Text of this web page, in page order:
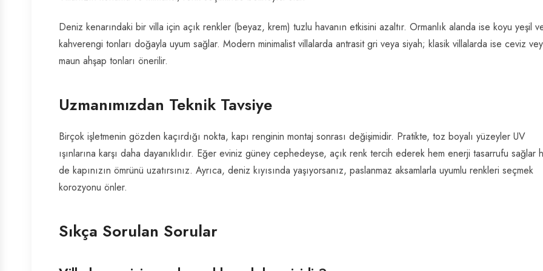
Deniz kenarındaki bir villa için açık renkler (beyaz, krem) tuzlu havanın etkisini azaltır. Ormanlık alanda ise koyu yeşil
kahverengi tonları doğayla uyum sağlar. Modern minimalist villalarda antrasit gri veya siyah; klasik villalarda ise ceviz
maun ahşap tonları önerilir.
Uzmanımızdan Teknik Tavsiye
Birçok işletmenin gözden kaçırdığı nokta, kapı renginin montaj sonrası değişimidir. Pratikte, toz boyalı yüzeyler UV
ışınlarına karşı daha dayanıklıdır. Eğer eviniz güney cephedeyse, açık renk tercih ederek hem enerji tasarrufu sağlar
de kapınızın ömrünü uzatırsınız. Ayrıca, deniz kıyısında yaşıyorsanız, paslanmaz aksamlarla uyumlu renkleri seçmek
korozyonu önler.
Sıkça Sorulan Sorular